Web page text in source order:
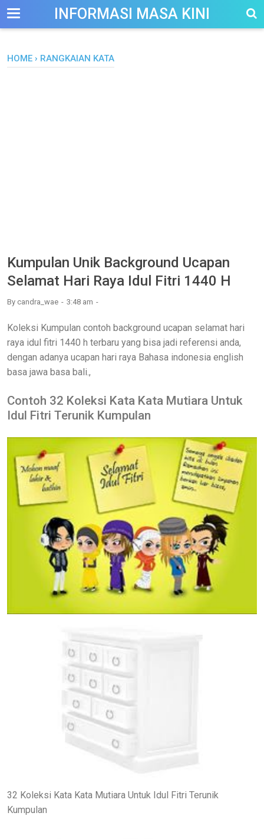
--> INFORMASI MASA KINI
HOME › RANGKAIAN KATA
Kumpulan Unik Background Ucapan
Selamat Hari Raya Idul Fitri 1440 H
By candra_wae 3:48 am
Koleksi Kumpulan contoh background ucapan selamat hari
raya idul fitri 1440 h terbaru yang bisa jadi referensi anda,
dengan adanya ucapan hari raya Bahasa indonesia english
basa jawa basa bali.,
Contoh 32 Koleksi Kata Kata Mutiara Untuk
Idul Fitri Terunik Kumpulan
32 Koleksi Kata Kata Mutiara Untuk Idul Fitri Terunik
Kumpulan